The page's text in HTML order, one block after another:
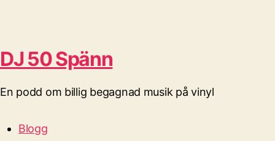
DJ 50 Spänn
En podd om billig begagnad musik på vinyl
Blogg